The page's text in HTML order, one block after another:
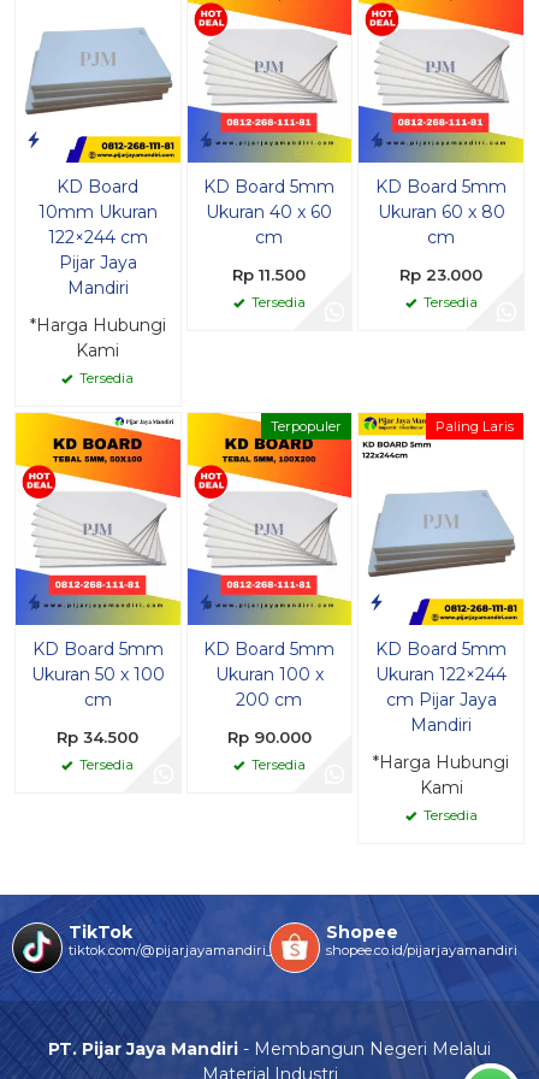
KD Board
10mm Ukuran
122×244 cm
Pijar Jaya
Mandiri
*Harga Hubungi
Kami
Tersedia
KD Board 5mm
Ukuran 40 x 60
cm
Rp 11.500
Tersedia
KD Board 5mm
Ukuran 60 x 80
cm
Rp 23.000
Tersedia
KD Board 5mm
Ukuran 50 x 100
cm
Rp 34.500
Tersedia
Terpopuler
KD Board 5mm
Ukuran 100 x
200 cm
Rp 90.000
Tersedia
Paling Laris
KD Board 5mm
Ukuran 122×244
cm Pijar Jaya
Mandiri
*Harga Hubungi
Kami
Tersedia
TikTok
tiktok.com/@pijarjayamandiri_
Shopee
shopee.co.id/pijarjayamandiri
PT. Pijar Jaya Mandiri - Membangun Negeri Melalui
Material Industri